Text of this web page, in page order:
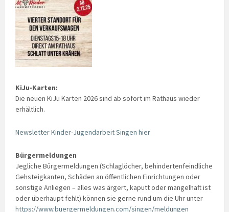
KiJu-Karten:
Die neuen KiJu Karten 2026 sind ab sofort im Rathaus wieder
erhältlich.
Newsletter Kinder-Jugendarbeit Singen hier
Bürgermeldungen
Jegliche Bürgermeldungen (Schlaglöcher, behindertenfeindliche
Gehsteigkanten, Schäden an öffentlichen Einrichtungen oder
sonstige Anliegen – alles was ärgert, kaputt oder mangelhaft ist
oder überhaupt fehlt) können sie gerne rund um die Uhr unter
https://www.buergermeldungen.com/singen/meldungen